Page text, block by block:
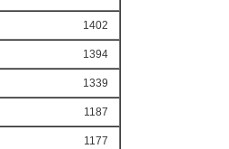
1402
1394
1339
1187
1177